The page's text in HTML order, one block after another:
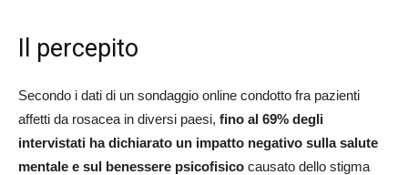
Il percepito
Secondo i dati di un sondaggio online condotto fra pazienti
affetti da rosacea in diversi paesi, fino al 69% degli
intervistati ha dichiarato un impatto negativo sulla salute
mentale e sul benessere psicofisico causato dello stigma